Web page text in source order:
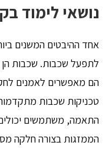
נושאי לימוד
אחד ההיבטים המשנים
לתפעל שכבות. שכבות
הם מאפשרים לאמנים
טכניקות שכבות
התאמה, משתמשים יכולים
הממזגות בצורה חלקה